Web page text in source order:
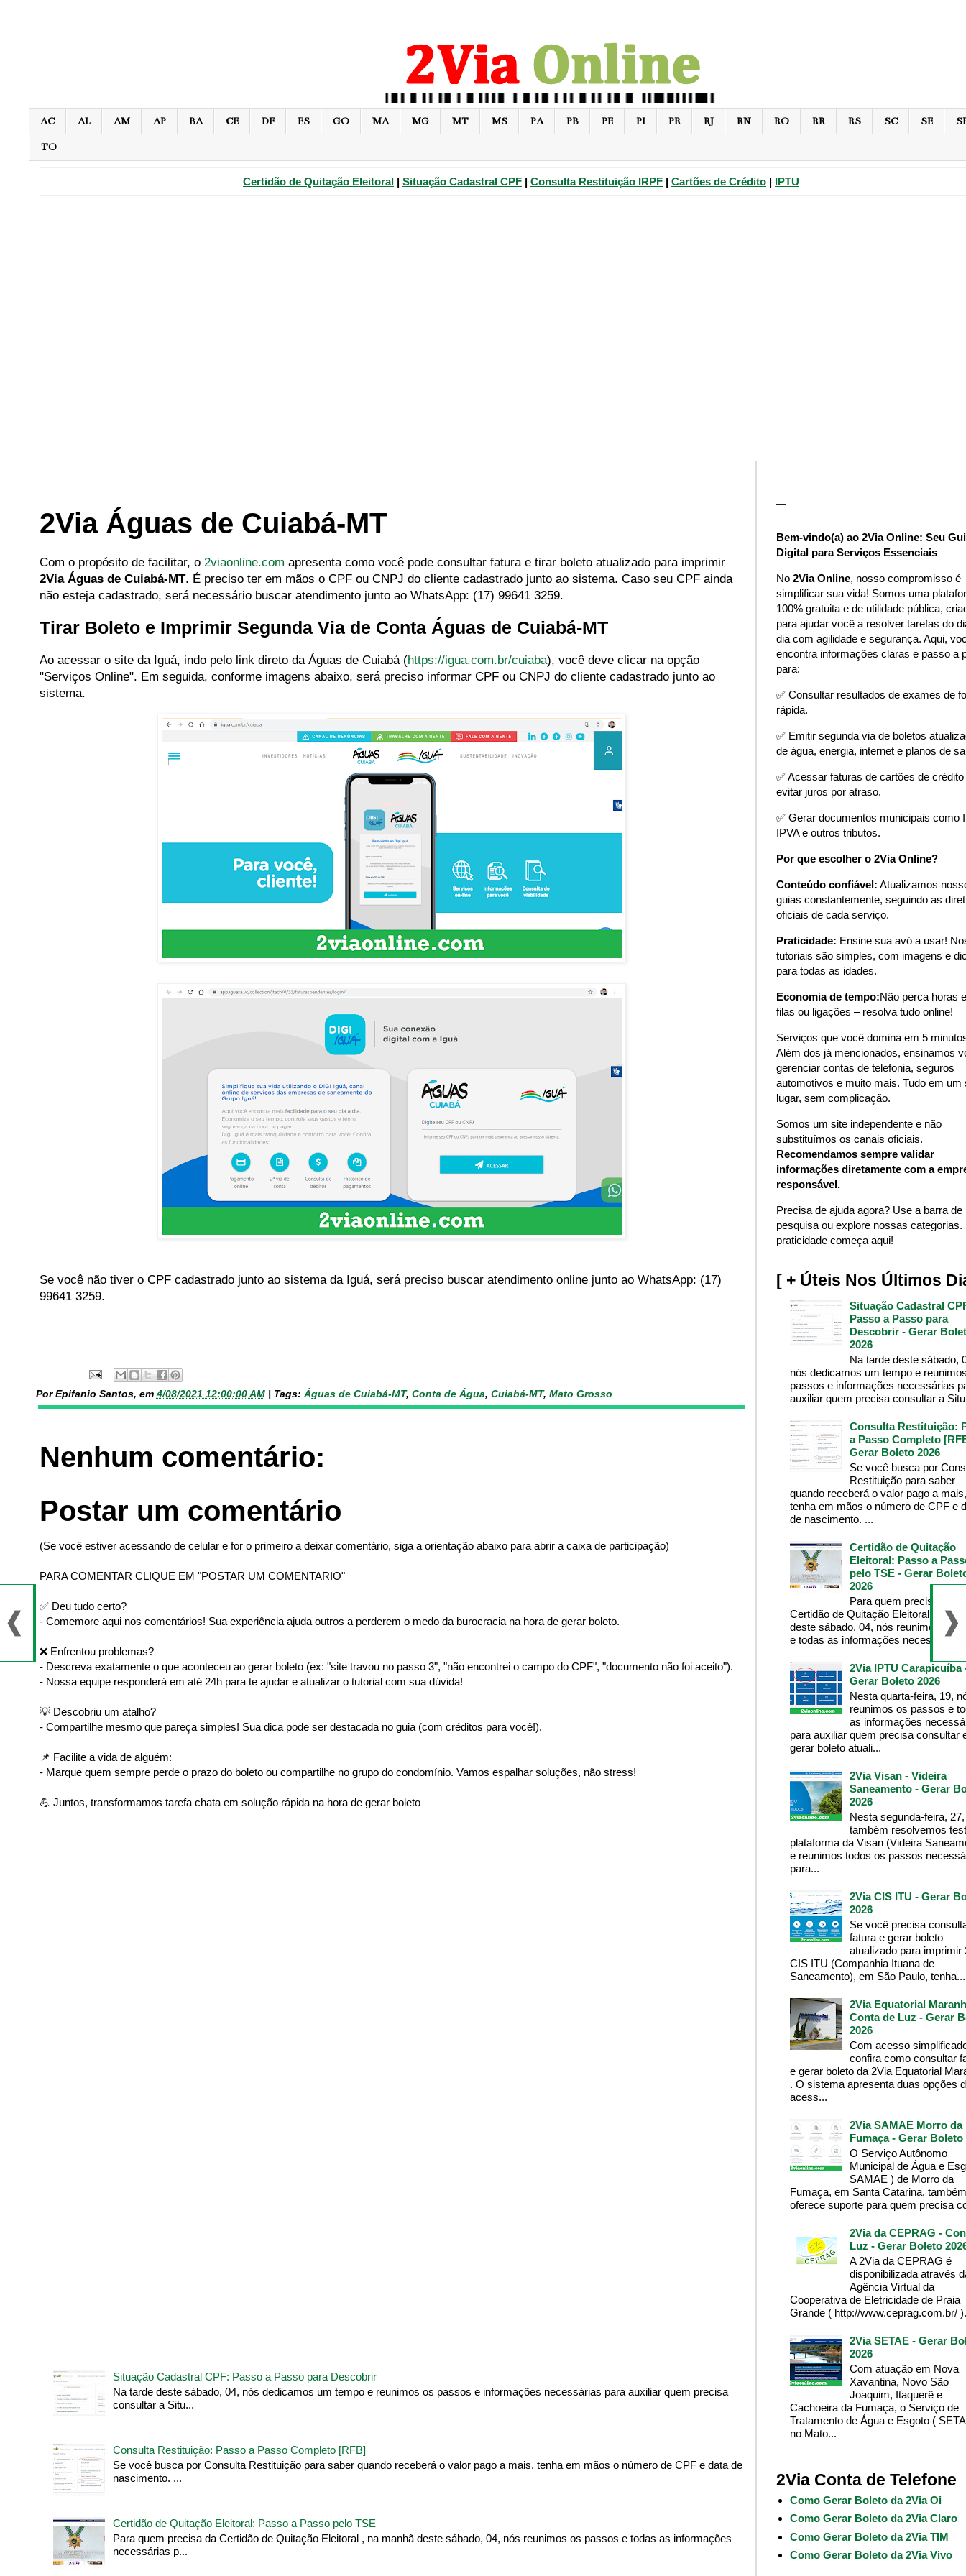
AC AL AM AP BA CE DF ES GO MA MG MT MS PA PB PE PI PR RJ RN RO RR RS SC SE
TO
Certidão de Quitação Eleitoral | Situação Cadastral CPF | Consulta Restituição IRPF | Cartões de Crédito | IPTU
2Via Águas de Cuiabá-MT
Com o propósito de facilitar, o 2viaonline.com apresenta como você pode consultar fatura e tirar boleto atualizado para imprimir
2Via Águas de Cuiabá-MT. É preciso ter em mãos o CPF ou CNPJ do cliente cadastrado junto ao sistema. Caso seu CPF ainda
não esteja cadastrado, será necessário buscar atendimento junto ao WhatsApp: (17) 99641 3259.
Tirar Boleto e Imprimir Segunda Via de Conta Águas de Cuiabá-MT
Ao acessar o site da Iguá, indo pelo link direto da Águas de Cuiabá (https://igua.com.br/cuiaba), você deve clicar na opção
"Serviços Online". Em seguida, conforme imagens abaixo, será preciso informar CPF ou CNPJ do cliente cadastrado junto ao
sistema.
Se você não tiver o CPF cadastrado junto ao sistema da Iguá, será preciso buscar atendimento online junto ao WhatsApp: (17)
99641 3259.
Por Epifanio Santos, em 4/08/2021 12:00:00 AM | Tags: Águas de Cuiabá-MT, Conta de Água, Cuiabá-MT, Mato Grosso
Nenhum comentário:
Postar um comentário
(Se você estiver acessando de celular e for o primeiro a deixar comentário, siga a orientação abaixo para abrir a caixa de participação)
PARA COMENTAR CLIQUE EM "POSTAR UM COMENTARIO"
✅ Deu tudo certo?
- Comemore aqui nos comentários! Sua experiência ajuda outros a perderem o medo da burocracia na hora de gerar boleto.
❌ Enfrentou problemas?
- Descreva exatamente o que aconteceu ao gerar boleto (ex: "site travou no passo 3", "não encontrei o campo do CPF", "documento não foi aceito").
- Nossa equipe responderá em até 24h para te ajudar e atualizar o tutorial com sua dúvida!
💡 Descobriu um atalho?
- Compartilhe mesmo que pareça simples! Sua dica pode ser destacada no guia (com créditos para você!).
📌 Facilite a vida de alguém:
- Marque quem sempre perde o prazo do boleto ou compartilhe no grupo do condomínio. Vamos espalhar soluções, não stress!
💪 Juntos, transformamos tarefa chata em solução rápida na hora de gerar boleto
Situação Cadastral CPF: Passo a Passo para Descobrir
Na tarde deste sábado, 04, nós dedicamos um tempo e reunimos os passos e informações necessárias para auxiliar quem precisa
consultar a Situ...
Consulta Restituição: Passo a Passo Completo [RFB]
Se você busca por Consulta Restituição para saber quando receberá o valor pago a mais, tenha em mãos o número de CPF e data de
nascimento. ...
Certidão de Quitação Eleitoral: Passo a Passo pelo TSE
Para quem precisa da Certidão de Quitação Eleitoral , na manhã deste sábado, 04, nós reunimos os passos e todas as informações
necessárias p...
Bem-vindo(a) ao 2Via Online: Seu
Digital para Serviços Essenciais
No 2Via Online, nosso compromisso é
simplificar sua vida! Somos uma
100% gratuita e de utilidade pública,
para ajudar você a resolver tarefas do
dia com agilidade e segurança. Aqui,
encontra informações claras e passo a
para:
✅ Consultar resultados de exames de
rápida.
✅ Emitir segunda via de boletos
de água, energia, internet e planos de
✅ Acessar faturas de cartões de crédito
evitar juros por atraso.
✅ Gerar documentos municipais como
IPVA e outros tributos.
Por que escolher o 2Via Online?
Conteúdo confiável: Atualizamos
guias constantemente, seguindo as
oficiais de cada serviço.
Praticidade: Ensine sua avó a usar!
tutoriais são simples, com imagens e
para todas as idades.
Economia de tempo:Não perca horas
filas ou ligações – resolva tudo online!
Serviços que você domina em 5
Além dos já mencionados, ensinamos
gerenciar contas de telefonia, seguros
automotivos e muito mais. Tudo em um
lugar, sem complicação.
Somos um site independente e não
substituímos os canais oficiais.
Recomendamos sempre validar
informações diretamente com a
responsável.
Precisa de ajuda agora? Use a barra de
pesquisa ou explore nossas categorias.
praticidade começa aqui!
[ + Úteis Nos Últimos
Situação Cadastral
Passo a Passo para
Descobrir - Gerar
2026
Na tarde deste sábado,
nós dedicamos um tempo e
passos e informações necessárias
auxiliar quem precisa consultar a
Consulta Restituição:
a Passo Completo
Gerar Boleto 2026
Se você busca por
Restituição para saber
quando receberá o valor pago a mais,
tenha em mãos o número de CPF e
de nascimento. ...
Certidão de Quitação
Eleitoral: Passo a
pelo TSE - Gerar
2026
Para quem precisa da
Certidão de Quitação Eleitoral , na
deste sábado, 04, nós reunimos os
e todas as informações necessárias
2Via IPTU Carapicuíba
Gerar Boleto 2026
Nesta quarta-feira, 19,
reunimos os passos e
as informações
para auxiliar quem precisa consultar
gerar boleto atuali...
2Via Visan - Videira
Saneamento - Gerar
2026
Nesta segunda-feira,
também resolvemos
plataforma da Visan (Videira
e reunimos todos os passos
para...
2Via CIS ITU - Gerar
2026
Se você precisa
fatura e gerar boleto
atualizado para imprimir
CIS ITU (Companhia Ituana de
Saneamento), em São Paulo, tenha...
2Via Equatorial
Conta de Luz - Gerar
2026
Com acesso
confira como consultar
e gerar boleto da 2Via Equatorial
. O sistema apresenta duas opções
acess...
2Via SAMAE Morro da
Fumaça - Gerar Boleto
O Serviço Autônomo
Municipal de Água e
SAMAE ) de Morro da
Fumaça, em Santa Catarina, também
oferece suporte para quem precisa
2Via da CEPRAG -
Luz - Gerar Boleto
A 2Via da CEPRAG é
disponibilizada através
Agência Virtual da
Cooperativa de Eletricidade de Praia
Grande ( http://www.ceprag.com.br/
2Via SETAE - Gerar
2026
Com atuação em Nova
Xavantina, Novo São
Joaquim, Itaquerê e
Cachoeira da Fumaça, o Serviço de
Tratamento de Água e Esgoto (
no Mato...
2Via Conta de Telefone
Como Gerar Boleto da 2Via Oi
Como Gerar Boleto da 2Via Claro
Como Gerar Boleto da 2Via TIM
Como Gerar Boleto da 2Via Vivo